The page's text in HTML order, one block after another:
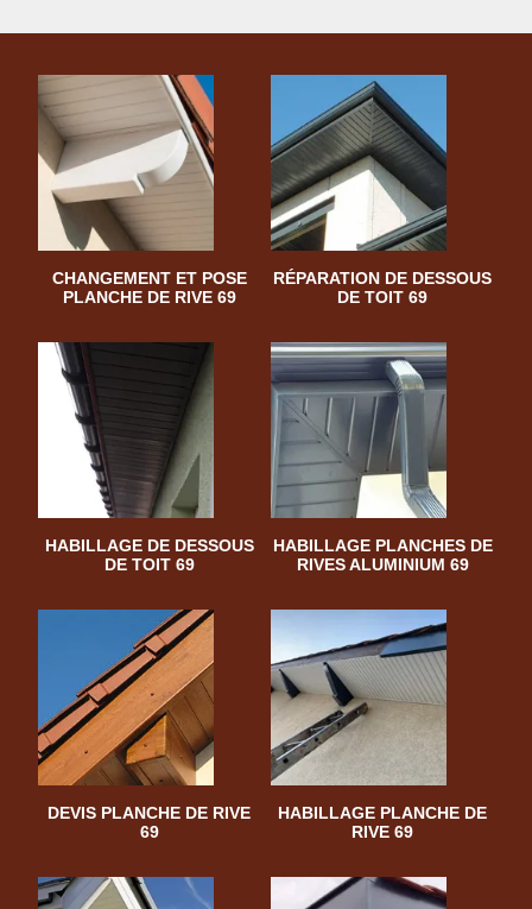
CHANGEMENT ET POSE
PLANCHE DE RIVE 69
RÉPARATION DE DESSOUS
DE TOIT 69
HABILLAGE DE DESSOUS
DE TOIT 69
HABILLAGE PLANCHES DE
RIVES ALUMINIUM 69
DEVIS PLANCHE DE RIVE
69
HABILLAGE PLANCHE DE
RIVE 69